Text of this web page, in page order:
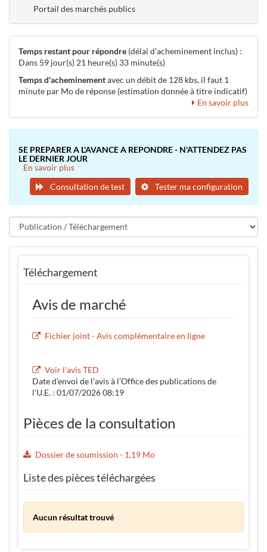
Portail des marchés publics
Temps restant pour répondre (délai d'acheminement inclus) :
Dans 59 jour(s) 21 heure(s) 33 minute(s)
Temps d'acheminementavec un débit de 128 kbs, il faut 1
minute par Mo de réponse (estimation donnée à titre indicatif)
En savoir plus
SE PREPARER A L'AVANCE A REPONDRE - N'ATTENDEZ PAS
LE DERNIER JOUR
En savoir plus
Tester ma configuration
Consultation de test
Téléchargement
Avis de marché
Fichier joint - Avis complémentaire en ligne
Voir l'avis TED
Date d’envoi de l’avis à l’Office des publications de
l’U.E. : 01/07/2026 08:19
Pièces de la consultation
Dossier de soumission - 1,19 Mo
Liste des pièces téléchargées
Aucun résultat trouvé